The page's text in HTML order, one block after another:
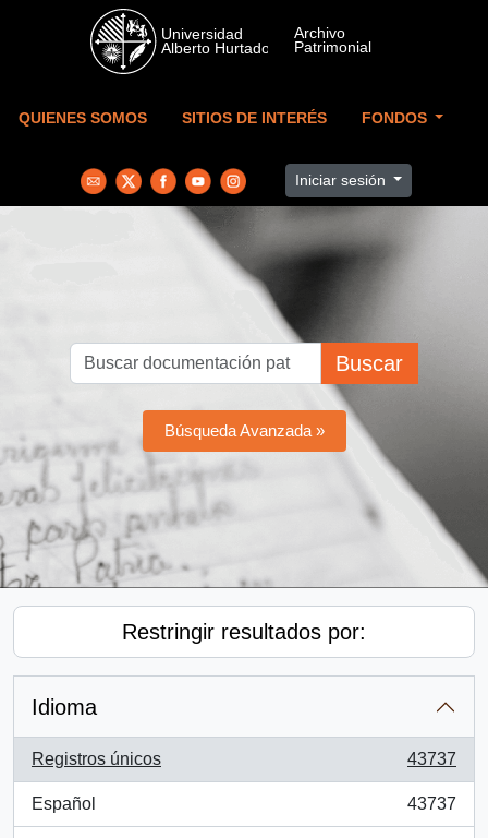
Skip to main content
QUIENES SOMOS SITIOS DE INTERÉS FONDOS
Iniciar sesión
Buscar
Búsqueda Avanzada »
Restringir resultados por:
Idioma
Registros únicos
, 43737 resultados
43737
Español
, 43737 resultados
43737